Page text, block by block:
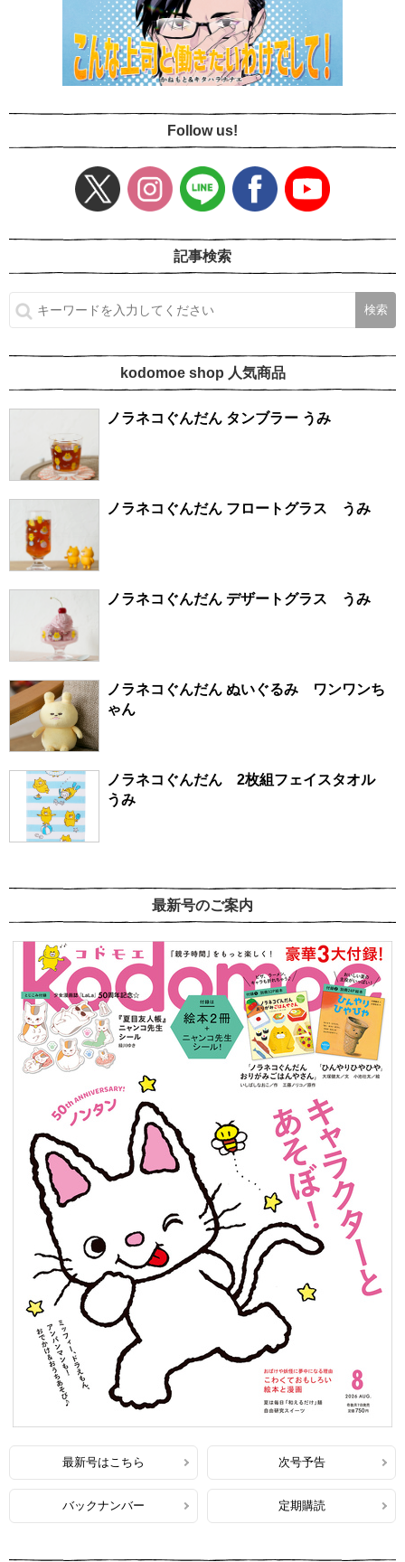
Follow us!
記事検索
kodomoe shop 人気商品
ノラネコぐんだん タンブラー うみ
ノラネコぐんだん フロートグラス うみ
ノラネコぐんだん デザートグラス うみ
ノラネコぐんだん ぬいぐるみ ワンワンち
ゃん
ノラネコぐんだん 2枚組フェイスタオル
うみ
最新号のご案内
最新号はこちら 次号予告
バックナンバー 定期購読